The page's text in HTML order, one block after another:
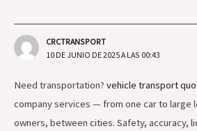
CRCTRANSPORT
10 DE JUNIO DE 2025 A LAS 00:43
Need transportation? vehicle transport
company services — from one car to large
owners, between cities. Safety, accuracy,